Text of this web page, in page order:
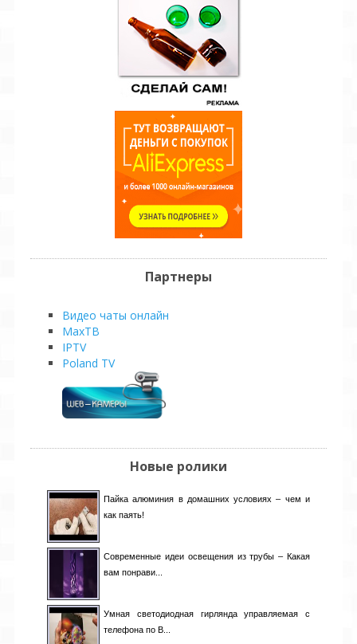
Партнеры
Видео чаты онлайн
MaxТВ
IPTV
Poland TV
Новые ролики
Пайка алюминия в домашних условиях – чем и
как паять!
Современные идеи освещения из трубы – Какая
вам понрави...
Умная светодиодная гирлянда управляемая с
телефона по B...